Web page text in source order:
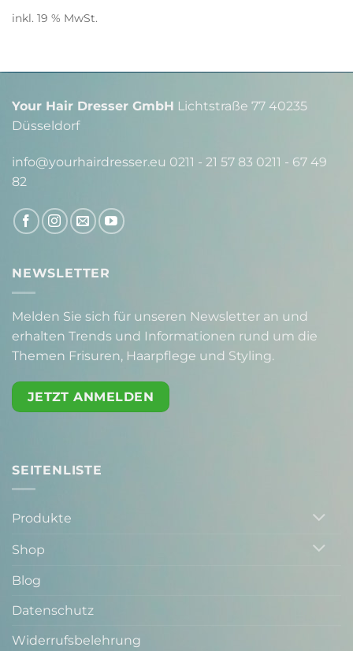
inkl. 19 % MwSt.
Your Hair Dresser GmbH Lichtstraße 77 40235
Düsseldorf
info@yourhairdresser.eu 0211 - 21 57 83 0211 - 67 49
82
NEWSLETTER
Melden Sie sich für unseren Newsletter an und
erhalten Trends und Informationen rund um die
Themen Frisuren, Haarpflege und Styling.
JETZT ANMELDEN
SEITENLISTE
Produkte
Shop
Blog
Datenschutz
Widerrufsbelehrung